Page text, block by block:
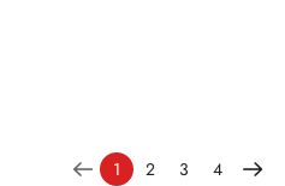
1 2 3 4